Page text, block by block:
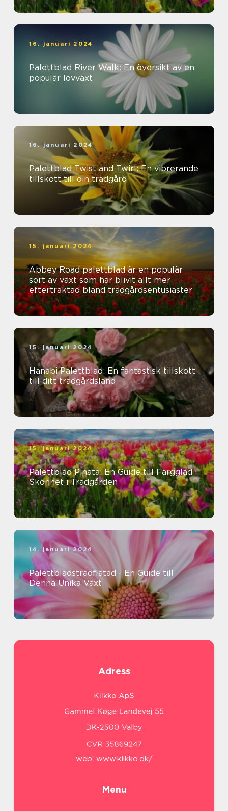
16. januari 2024
Palettblad River Walk: En översikt av en
populär lövväxt
16. januari 2024
Palettblad Twist and Twirl: En vibrerande
tillskott till din trädgård
15. januari 2024
Abbey Road palettblad är en populär
sort av växt som har blivit allt mer
eftertraktad bland trädgårdsentusiaster
15. januari 2024
Hanabi Palettblad: En fantastisk tillskott
till ditt trädgårdsland
15. januari 2024
Palettblad Pinata: En Guide till Färgglad
Skönhet i Trädgården
14. januari 2024
Palettbladsträdflätad - En Guide till
Denna Unika Växt
Adress
web: www.klikko.dk/
Menu